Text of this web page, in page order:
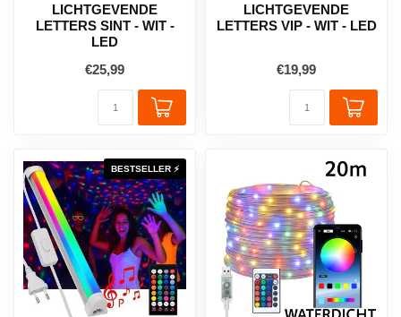
LICHTGEVENDE
LETTERS SINT - WIT -
LED
€25,99
LICHTGEVENDE
LETTERS VIP - WIT - LED
€19,99
BESTSELLER ⚡